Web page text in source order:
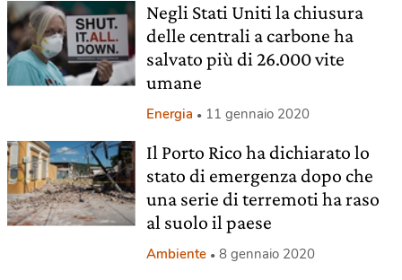
Negli Stati Uniti la chiusura
delle centrali a carbone ha
salvato più di 26.000 vite
umane
Energia 11 gennaio 2020
Il Porto Rico ha dichiarato lo
stato di emergenza dopo che
una serie di terremoti ha raso
al suolo il paese
Ambiente 8 gennaio 2020